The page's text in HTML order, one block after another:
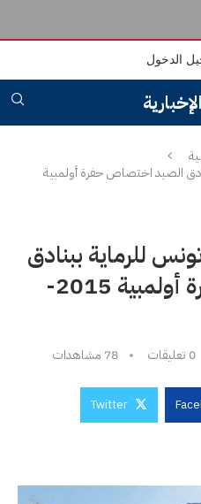
الدخول
الصيد اختصاص حفرة أولمبية
للرماية ببنادق
الصيد اختصاص حفرة أولمبية 2015-
0 تعليقات 78 مشاهدات
Twitter